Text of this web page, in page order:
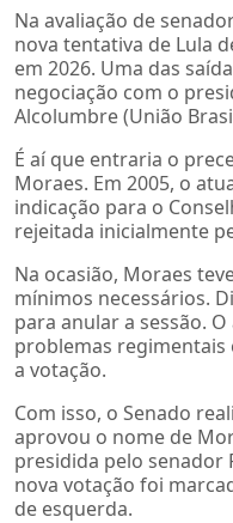
Na avaliação de
nova tentativa de Lula
em 2026. Uma das
negociação com o
Alcolumbre (União
É aí que entraria o
Moraes. Em 2005, o
indicação para o
rejeitada inicialmente
Na ocasião, Moraes
mínimos necessários.
para anular a sessão.
problemas
a votação.
Com isso, o Senado
aprovou o nome de
presidida pelo senador
nova votação foi
de esquerda.